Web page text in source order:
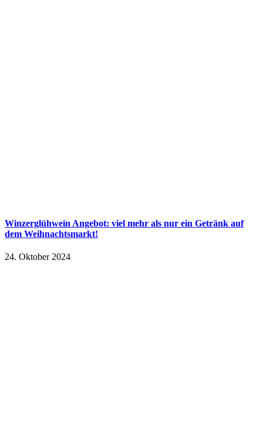
Winzerglühwein Angebot: viel mehr als nur ein Getränk auf
dem Weihnachtsmarkt!
24. Oktober 2024